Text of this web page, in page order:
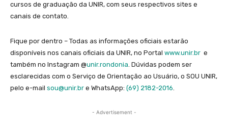
cursos de graduação da UNIR, com seus respectivos sites e
canais de contato.
Fique por dentro – Todas as informações oficiais estarão
disponíveis nos canais oficiais da UNIR, no Portal www.unir.br e
também no Instagram @‌unir.rondonia. Dúvidas podem ser
esclarecidas com o Serviço de Orientação ao Usuário, o SOU UNIR,
pelo e-mail sou@unir.br e WhatsApp: (69) 2182-2016.
- Advertisement -